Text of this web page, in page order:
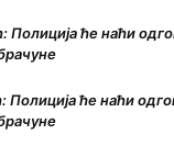
Полиција ће наћи
Полиција ће наћи